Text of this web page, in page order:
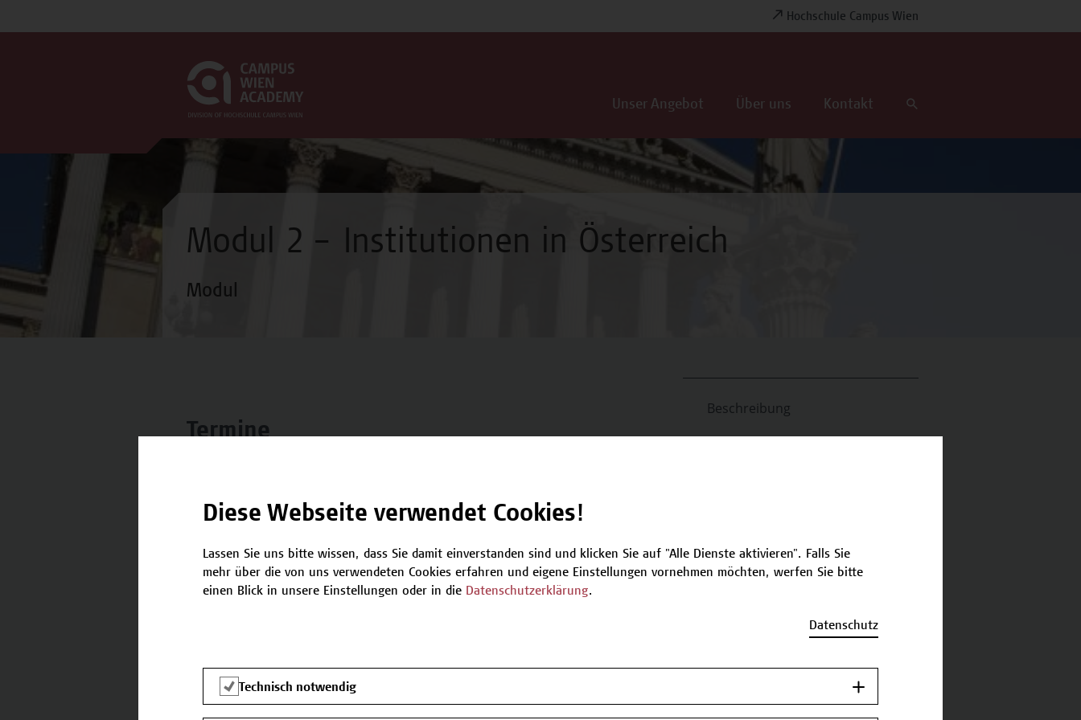
Hochschule Campus Wien
Unser Angebot Über uns Kontakt
Modul 2 – Institutionen in Österreich
Modul
Termine
Kontakt
Falls Sie noch Fragen haben oder Informationen zum Angebot
Beschreibung
Zertifikatsprogramm
Jetzt anmelden
Diese Webseite verwendet Cookies!
Lassen Sie uns bitte wissen, dass Sie damit einverstanden sind und klicken Sie auf "Alle Dienste aktivieren". Falls Sie
mehr über die von uns verwendeten Cookies erfahren und eigene Einstellungen vornehmen möchten, werfen Sie bitte
einen Blick in unsere Einstellungen oder in die Datenschutzerklärung.
Datenschutz
Technisch notwendig